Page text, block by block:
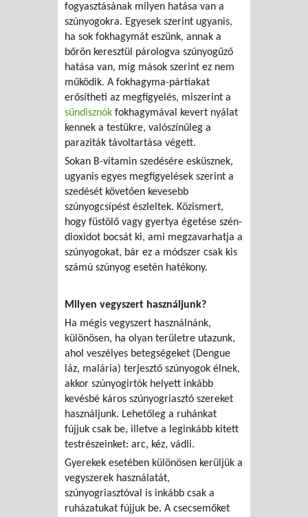
fogyasztásának milyen hatása van a
szúnyogokra. Egyesek szerint ugyanis,
ha sok fokhagymát eszünk, annak a
bőrön keresztül párologva szúnyogűző
hatása van, míg mások szerint ez nem
működik. A fokhagyma-pártiakat
erősítheti az megfigyelés, miszerint a
sündisznók fokhagymával kevert nyálat
kennek a testükre, valószínűleg a
paraziták távoltartása végett.
Sokan B-vitamin szedésére esküsznek,
ugyanis egyes megfigyelések szerint a
szedését követően kevesebb
szúnyogcsípést észleltek. Közismert,
hogy füstölő vagy gyertya égetése szén-
dioxidot bocsát ki, ami megzavarhatja a
szúnyogokat, bár ez a módszer csak kis
számú szúnyog esetén hatékony.
Milyen vegyszert használjunk?
Ha mégis vegyszert használnánk,
különösen, ha olyan területre utazunk,
ahol veszélyes betegségeket (Dengue
láz, malária) terjesztő szúnyogok élnek,
akkor szúnyogirtók helyett inkább
kevésbé káros szúnyogriasztó szereket
használjunk. Lehetőleg a ruhánkat
fújjuk csak be, illetve a leginkább kitett
testrészeinket: arc, kéz, vádli.
Gyerekek esetében különösen kerüljük a
vegyszerek használatát,
szúnyogriasztóval is inkább csak a
ruházatukat fújjuk be. A csecsemőket